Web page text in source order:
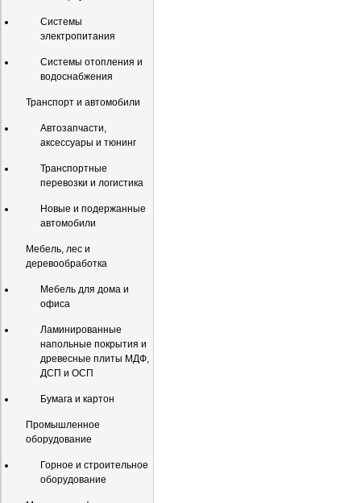
Системы
электропитания
Системы отопления и
водоснабжения
Транспорт и автомобили
Автозапчасти,
аксессуары и тюнинг
Транспортные
перевозки и логистика
Новые и подержанные
автомобили
Мебель, лес и
деревообработка
Мебель для дома и
офиса
Ламинированные
напольные покрытия и
древесные плиты МДФ,
ДСП и ОСП
Бумага и картон
Промышленное
оборудование
Горное и строительное
оборудование